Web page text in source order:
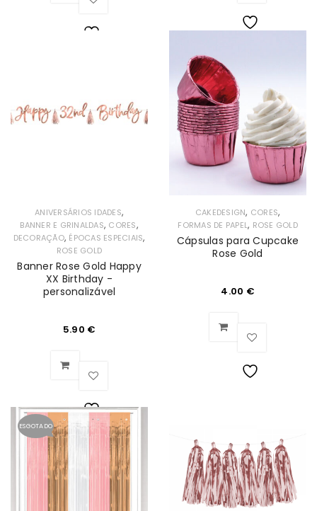
Desejos
Desejos
ANIVERSÁRIOS IDADES,
BANNER E GRINALDAS, CORES,
DECORAÇÃO, ÉPOCAS ESPECIAIS,
ROSE GOLD
Banner Rose Gold Happy
XX Birthday -
personalizável
5.90 €
Lista
de
Desejos
CAKEDESIGN, CORES,
FORMAS DE PAPEL, ROSE GOLD
Cápsulas para Cupcake
Rose Gold
4.00 €
Desejos
ESGOTADO